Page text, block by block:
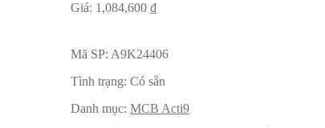
Giá: 1,084,600 ₫
Mã SP: A9K24406
Tình trạng: Có sẵn
Danh mục: MCB Acti9